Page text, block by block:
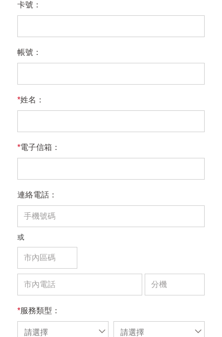
卡號：
帳號：
*姓名：
*電子信箱：
連絡電話：
或
*服務類型：
請選擇 請選擇